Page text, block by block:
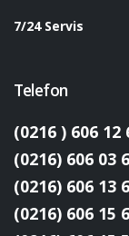
7/24 Servis
Telefon
(0216 ) 606 12
(0216) 606 03
(0216) 606 13
(0216) 606 15